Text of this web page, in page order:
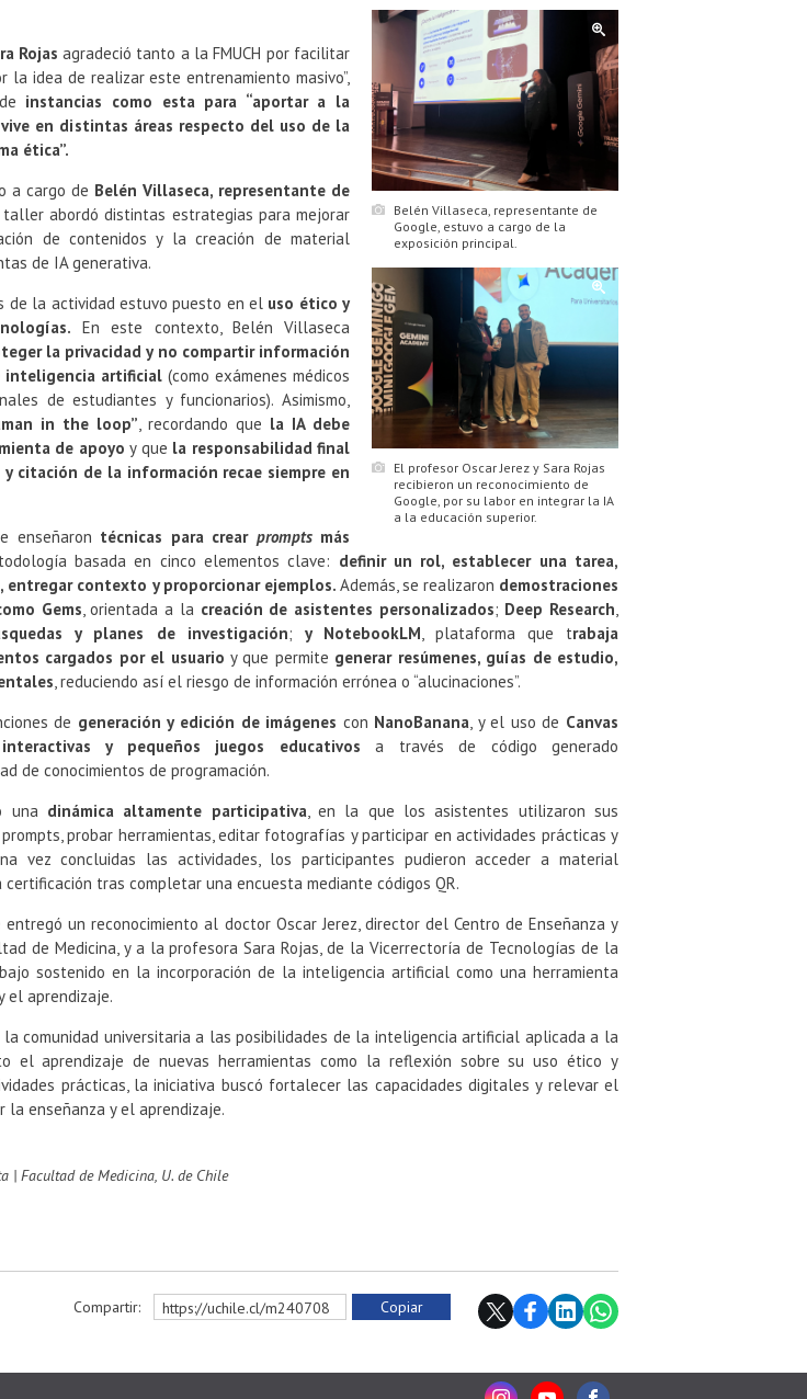
Belén Villaseca, representante de
Google, estuvo a cargo de la
exposición principal.
El profesor Oscar Jerez y Sara Rojas
recibieron un reconocimiento de
Google, por su labor en integrar la IA
a la educación superior.
Rojas agradeció tanto a la FMUCH por facilitar
la idea de realizar este entrenamiento masivo”,
instancias como esta para “aportar a la
en distintas áreas respecto del uso de la
ética”.
a cargo de Belén Villaseca, representante de
abordó distintas estrategias para mejorar
de contenidos y la creación de material
de IA generativa.
de la actividad estuvo puesto en el uso ético y
En este contexto, Belén Villaseca
la privacidad y no compartir información
inteligencia artificial (como exámenes médicos
de estudiantes y funcionarios). Asimismo,
in the loop”, recordando que la IA debe
de apoyo y que la responsabilidad final
citación de la información recae siempre en
enseñaron técnicas para crear prompts más
basada en cinco elementos clave: definir un rol, establecer una tarea,
entregar contexto y proporcionar ejemplos. Además, se realizaron demostraciones
Gems, orientada a la creación de asistentes personalizados; Deep Research,
y planes de investigación; y NotebookLM, plataforma que trabaja
cargados por el usuario y que permite generar resúmenes, guías de estudio,
, reduciendo así el riesgo de información errónea o “alucinaciones”.
de generación y edición de imágenes con NanoBanana, y el uso de Canvas
y pequeños juegos educativos a través de código generado
de conocimientos de programación.
una dinámica altamente participativa, en la que los asistentes utilizaron sus
probar herramientas, editar fotografías y participar en actividades prácticas y
vez concluidas las actividades, los participantes pudieron acceder a material
tras completar una encuesta mediante códigos QR.
un reconocimiento al doctor Oscar Jerez, director del Centro de Enseñanza y
de Medicina, y a la profesora Sara Rojas, de la Vicerrectoría de Tecnologías de la
sostenido en la incorporación de la inteligencia artificial como una herramienta
el aprendizaje.
comunidad universitaria a las posibilidades de la inteligencia artificial aplicada a la
el aprendizaje de nuevas herramientas como la reflexión sobre su uso ético y
prácticas, la iniciativa buscó fortalecer las capacidades digitales y relevar el
enseñanza y el aprendizaje.
| Facultad de Medicina, U. de Chile
Compartir: https://uchile.cl/m240708 Copiar